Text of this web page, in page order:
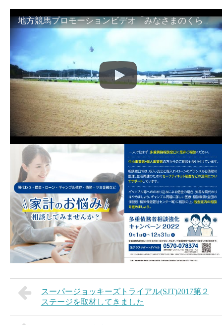
地方競馬プロモーションビデオ「みなさまのくらしのために」30秒篇｜NAR公式
スーパージョッキーズトライアル(SJT)2017第２
ステージを取材してきました